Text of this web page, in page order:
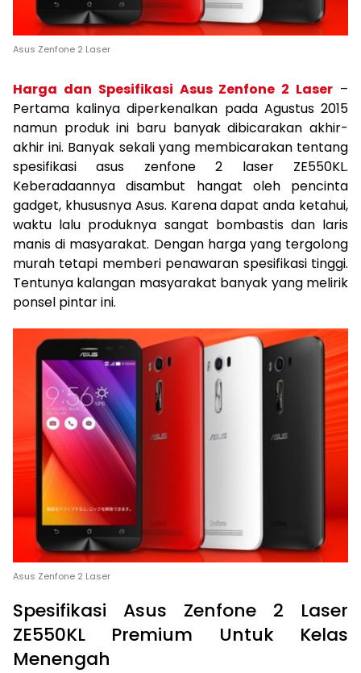
Asus Zenfone 2 Laser
Harga dan Spesifikasi Asus Zenfone 2 Laser –
Pertama kalinya diperkenalkan pada Agustus 2015
namun produk ini baru banyak dibicarakan akhir-
akhir ini. Banyak sekali yang membicarakan tentang
spesifikasi asus zenfone 2 laser ZE550KL.
Keberadaannya disambut hangat oleh pencinta
gadget, khususnya Asus. Karena dapat anda ketahui,
waktu lalu produknya sangat bombastis dan laris
manis di masyarakat. Dengan harga yang tergolong
murah tetapi memberi penawaran spesifikasi tinggi.
Tentunya kalangan masyarakat banyak yang melirik
ponsel pintar ini.
Asus Zenfone 2 Laser
Spesifikasi Asus Zenfone 2 Laser
ZE550KL Premium Untuk Kelas
Menengah